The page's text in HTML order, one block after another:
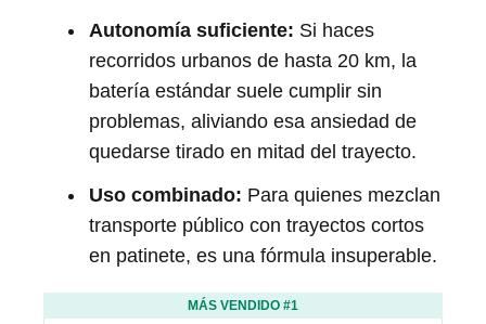
Autonomía suficiente: Si haces
recorridos urbanos de hasta 20 km, la
batería estándar suele cumplir sin
problemas, aliviando esa ansiedad de
quedarse tirado en mitad del trayecto.
Uso combinado: Para quienes mezclan
transporte público con trayectos cortos
en patinete, es una fórmula insuperable.
MÁS VENDIDO #1